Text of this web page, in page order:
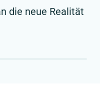
die neue Realität